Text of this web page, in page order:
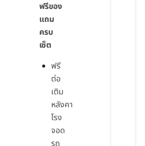
ฟรีของ
แถม
ครบ
เซ็ต
ฟรี
ต่อ
เติม
หลังคา
โรง
จอด
รถ